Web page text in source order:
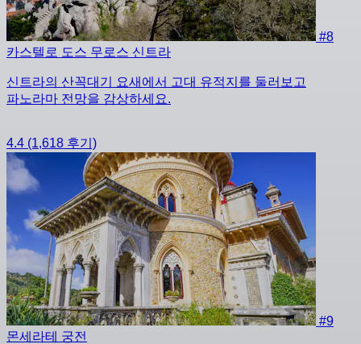
#8
카스텔로 도스 무로스 신트라
신트라의 산꼭대기 요새에서 고대 유적지를 둘러보고
파노라마 전망을 감상하세요.
4.4 (1,618 후기)
#9
몬세라테 궁전